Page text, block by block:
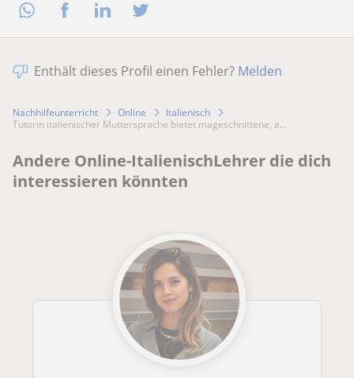
Enthält dieses Profil einen Fehler? Melden
Nachhilfeunterricht Online
Italienisch
Tutorin italienischer Muttersprache bietet mageschnittene, a...
Andere Online-ItalienischLehrer die dich
interessieren könnten